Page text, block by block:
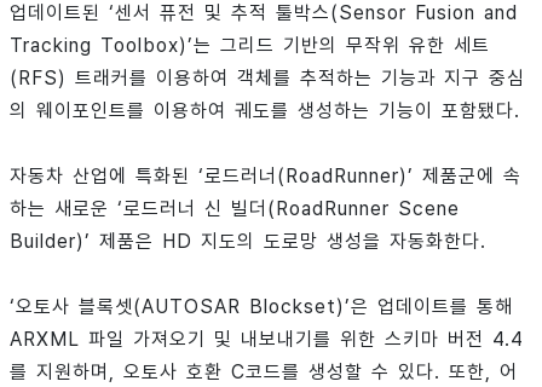
업데이트된 ‘센서 퓨전 및 추적 툴박스(Sensor Fusion and
Tracking Toolbox)’는 그리드 기반의 무작위 유한 세트
(RFS) 트래커를 이용하여 객체를 추적하는 기능과 지구 중심
의 웨이포인트를 이용하여 궤도를 생성하는 기능이 포함됐다.
자동차 산업에 특화된 ‘로드러너(RoadRunner)’ 제품군에 속
하는 새로운 ‘로드러너 신 빌더(RoadRunner Scene
Builder)’ 제품은 HD 지도의 도로망 생성을 자동화한다.
‘오토사 블록셋(AUTOSAR Blockset)’은 업데이트를 통해
ARXML 파일 가져오기 및 내보내기를 위한 스키마 버전 4.4
를 지원하며, 오토사 호환 C코드를 생성할 수 있다. 또한, 어